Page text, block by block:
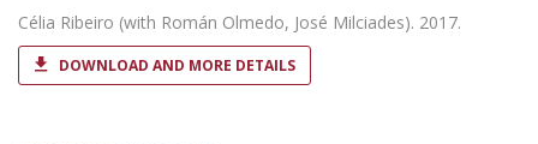
Célia Ribeiro (with Román Olmedo, José Milciades). 2017.
DOWNLOAD AND MORE DETAILS